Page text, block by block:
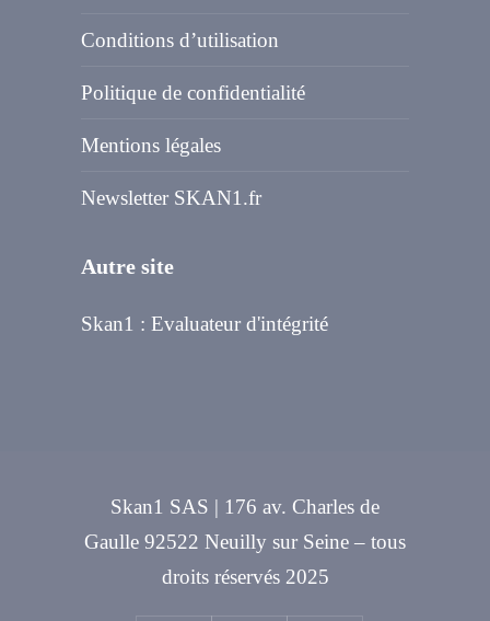
Conditions d’utilisation
Politique de confidentialité
Mentions légales
Newsletter SKAN1.fr
Autre site
Skan1 : Evaluateur d'intégrité
Skan1 SAS | 176 av. Charles de
Gaulle 92522 Neuilly sur Seine – tous
droits réservés 2025